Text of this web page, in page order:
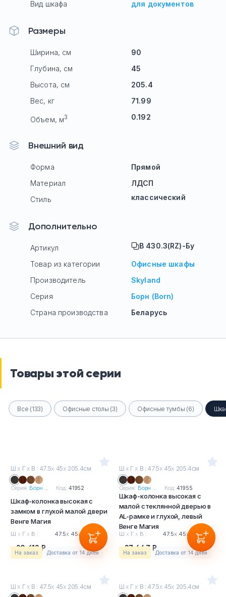
Вид шкафа для документов
Размеры
Ширина, см
90
Глубина, см
45
Высота, см
205.4
Вес, кг
71.99
Объем, м3 0.192
Внешний вид
Форма
Прямой
Материал
ЛДСП
Стиль
классический
Дополнительно
Артикул B 430.3(RZ)-Бу
Товар из категории
Офисные шкафы
Производитель
Skyland
Серия
Борн (Born)
Страна производства
Беларусь
Товары этой серии
Все (133) Офисные столы (3) Офисные тумбы (6)
Ш х Г х В : 47.5х 45х 205.4см
Серия: Борн ... Код: 41952
Шкаф-колонка высокая с
замком в глухой малой двери
Венге Магия
Ш х Г х В : 47.5х45х 205.4см
20 612 Р
На заказ Доставка от 14 дней
Ш х Г х В : 47.5х 45х 205.4см
Серия: Борн ... Код:41955
Шкаф-колонка высокая с
малой стеклянной дверью в
AL-рамке и глухой, левый
Венге Магия
Ш х Г х В : 47.5х 45х 205.4см
27 447 Р
На заказ Доставка от 14 дней
Ш х Г х В : 47.5х 45х 205.4см Ш х Г х В : 47.5х 45х 205.4см